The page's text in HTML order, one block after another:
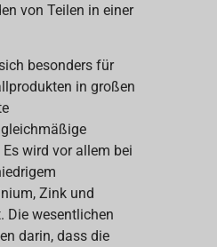
von Teilen in einer
besonders für
in großen
wird vor allem bei
Zink und
Die wesentlichen
darin, dass die